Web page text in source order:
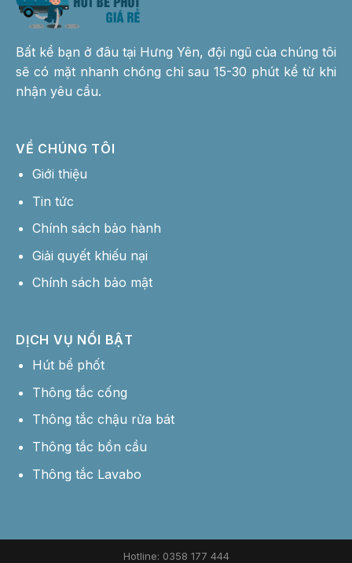
Bất kể bạn ở đâu tại Hưng Yên, đội ngũ của chúng tôi
sẽ có mặt nhanh chóng chỉ sau 15-30 phút kể từ khi
nhận yêu cầu.
VỀ CHÚNG TÔI
Giới thiệu
Tin tức
Chính sách bảo hành
Giải quyết khiếu nại
Chính sách bảo mật
DỊCH VỤ NỔI BẬT
Hút bể phốt
Thông tắc cống
Thông tắc chậu rửa bát
Thông tắc bồn cầu
Thông tắc Lavabo
Hotline: 0358 177 444